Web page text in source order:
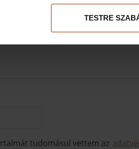
TESTRE
tudomásul vettem az